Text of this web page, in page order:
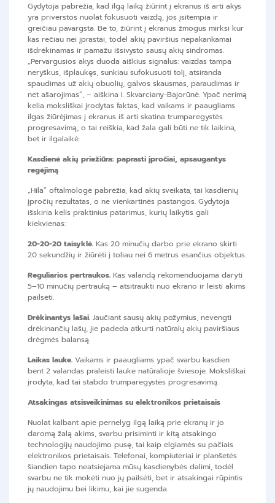
Gydytoja pabrėžia, kad ilgą laiką žiūrint į ekranus iš arti akys
yra priverstos nuolat fokusuoti vaizdą, jos įsitempia ir
greičiau pavargsta. Be to, žiūrint į ekranus žmogus mirksi kur
kas rečiau nei įprastai, todėl akių paviršius nepakankamai
išdrėkinamas ir pamažu išsivysto sausų akių sindromas.
„Pervargusios akys duoda aiškius signalus: vaizdas tampa
neryškus, išplaukęs, sunkiau sufokusuoti tolį, atsiranda
spaudimas už akių obuolių, galvos skausmas, paraudimas ir
net ašarojimas”, – aiškina I. Skvarciany-Bajorūnė. Ypač nerimą
kelia moksliškai įrodytas faktas, kad vaikams ir paaugliams
ilgas žiūrėjimas į ekranus iš arti skatina trumparegystės
progresavimą, o tai reiškia, kad žala gali būti ne tik laikina,
bet ir ilgalaikė.
Kasdienė akių priežiūra: paprasti įpročiai, apsaugantys
regėjimą
„Hila“ oftalmologė pabrėžia, kad akių sveikata, tai kasdienių
įpročių rezultatas, o ne vienkartinės pastangos. Gydytoja
išskiria kelis praktinius patarimus, kurių laikytis gali
kiekvienas:
20-20-20 taisyklė. Kas 20 minučių darbo prie ekrano skirti
20 sekundžių ir žiūrėti į toliau nei 6 metrus esančius objektus.
Reguliarios pertraukos. Kas valandą rekomenduojama daryti
5–10 minučių pertrauką – atsitraukti nuo ekrano ir leisti akims
pailsėti.
Drėkinantys lašai. Jaučiant sausų akių požymius, nevengti
drėkinančių lašų, jie padeda atkurti natūralų akių paviršiaus
drėgmės balansą.
Laikas lauke. Vaikams ir paaugliams ypač svarbu kasdien
bent 2 valandas praleisti lauke natūralioje šviesoje. Moksliškai
įrodyta, kad tai stabdo trumparegystės progresavimą.
Atsakingas atsisveikinimas su elektronikos prietaisais
Nuolat kalbant apie pernelyg ilgą laiką prie ekranų ir jo
daromą žalą akims, svarbu prisiminti ir kitą atsakingo
technologijų naudojimo pusę, tai kaip elgiamės su pačiais
elektronikos prietaisais. Telefonai, kompiuteriai ir planšetės
šiandien tapo neatsiejama mūsų kasdienybės dalimi, todėl
svarbu ne tik mokėti nuo jų pailsėti, bet ir atsakingai rūpintis
jų naudojimu bei likimu, kai jie sugenda.